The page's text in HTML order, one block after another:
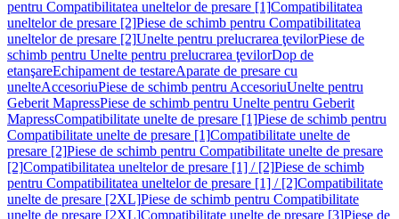
pentru Compatibilitatea uneltelor de presare [1]Compatibilitatea
uneltelor de presare [2]Piese de schimb pentru Compatibilitatea
uneltelor de presare [2]Unelte pentru prelucrarea ţevilorPiese de
schimb pentru Unelte pentru prelucrarea ţevilorDop de
etanşareEchipament de testareAparate de presare cu
unelteAccesoriuPiese de schimb pentru AccesoriuUnelte pentru
Geberit MapressPiese de schimb pentru Unelte pentru Geberit
MapressCompatibilitate unelte de presare [1]Piese de schimb pentru
Compatibilitate unelte de presare [1]Compatibilitate unelte de
presare [2]Piese de schimb pentru Compatibilitate unelte de presare
[2]Compatibilitatea uneltelor de presare [1] / [2]Piese de schimb
pentru Compatibilitatea uneltelor de presare [1] / [2]Compatibilitate
unelte de presare [2XL]Piese de schimb pentru Compatibilitate
unelte de presare [2XL]Compatibilitate unelte de presare [3]Piese de